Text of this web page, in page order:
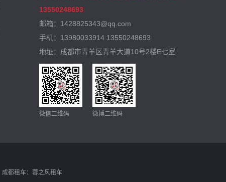
13550248693
邮箱：1428825343@qq.com
手机：13980033914 13550248693
地址：成都市青羊区青羊大道10号2楼E七室
微信二维码 微博二维码
成都租车： 蓉之风租车